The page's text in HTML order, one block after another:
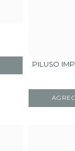
PILUSO